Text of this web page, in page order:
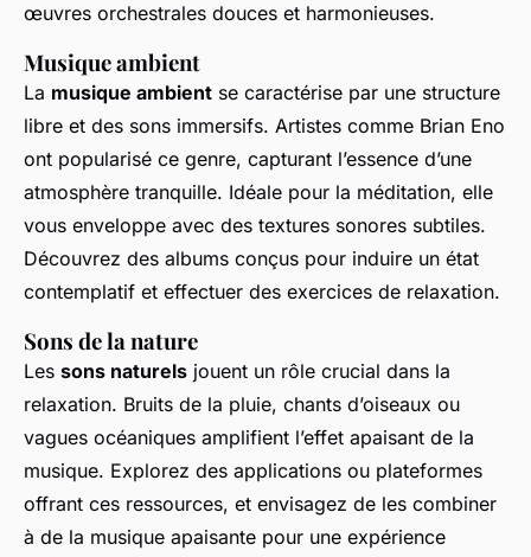
œuvres orchestrales douces et harmonieuses.
Musique ambient
La musique ambient se caractérise par une structure
libre et des sons immersifs. Artistes comme Brian Eno
ont popularisé ce genre, capturant l’essence d’une
atmosphère tranquille. Idéale pour la méditation, elle
vous enveloppe avec des textures sonores subtiles.
Découvrez des albums conçus pour induire un état
contemplatif et effectuer des exercices de relaxation.
Sons de la nature
Les sons naturels jouent un rôle crucial dans la
relaxation. Bruits de la pluie, chants d’oiseaux ou
vagues océaniques amplifient l’effet apaisant de la
musique. Explorez des applications ou plateformes
offrant ces ressources, et envisagez de les combiner
à de la musique apaisante pour une expérience